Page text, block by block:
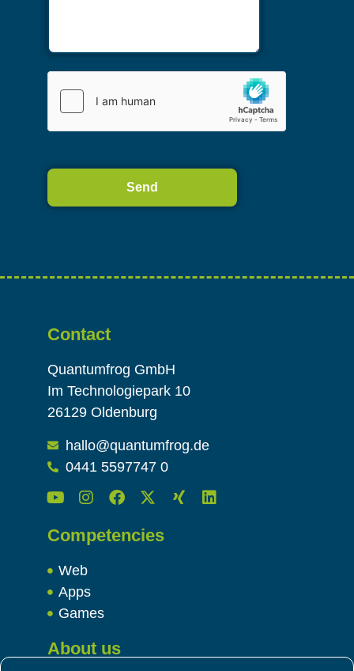
Contact
Quantumfrog GmbH
Im Technologiepark 10
26129 Oldenburg
hallo@quantumfrog.de
0441 5597747 0
Competencies
Web
Apps
Games
About us